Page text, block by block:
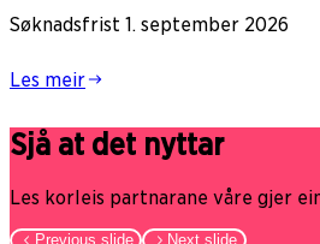
Søknadsfrist 1. september 2026
Les meir
Sjå at det nyttar
Les korleis partnarane våre gjer
Previous slide Next slide